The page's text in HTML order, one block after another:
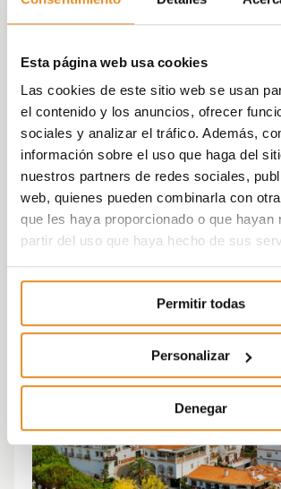
Esta página web usa cookies
Las cookies de este sitio web se usan
el contenido y los anuncios, ofrecer
sociales y analizar el tráfico. Además,
información sobre el uso que haga del
nuestros partners de redes sociales,
web, quienes pueden combinarla con
que les haya proporcionado o que hayan
partir del uso que haya hecho de sus
Permitir todas
Personalizar
Denegar